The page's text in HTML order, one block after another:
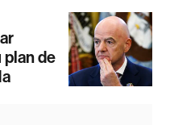
plan de